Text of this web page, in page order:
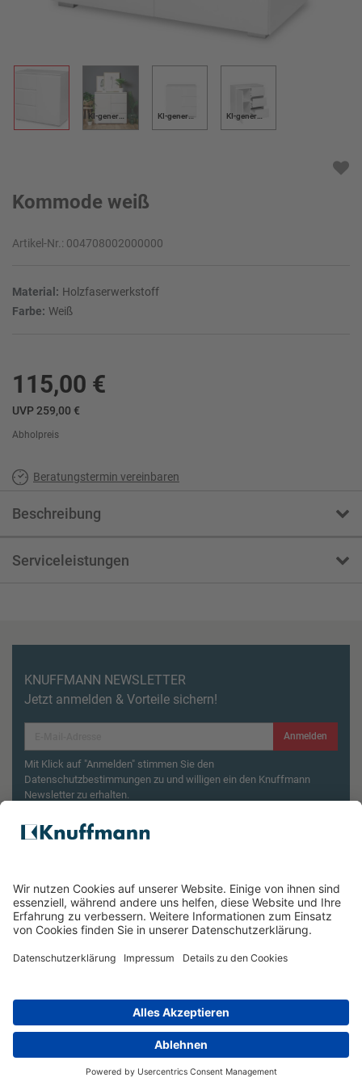
KI-generiert KI-generiert KI-generiert
Kommode weiß
Artikel-Nr.: 004708002000000
Material: Holzfaserwerkstoff
Farbe: Weiß
115,00 €
UVP 259,00 €
Abholpreis
Beratungstermin vereinbaren
Beschreibung
Serviceleistungen
KNUFFMANN NEWSLETTER
Jetzt anmelden & Vorteile sichern!
Anmelden
Mit Klick auf "Anmelden" stimmen Sie den
Datenschutzbestimmungen zu und willigen ein den Knuffmann
Newsletter zu erhalten.
Aktionsbedingungen¹
Wasserkocher
*Unverbindliche Preisempfehlung des Herstellers